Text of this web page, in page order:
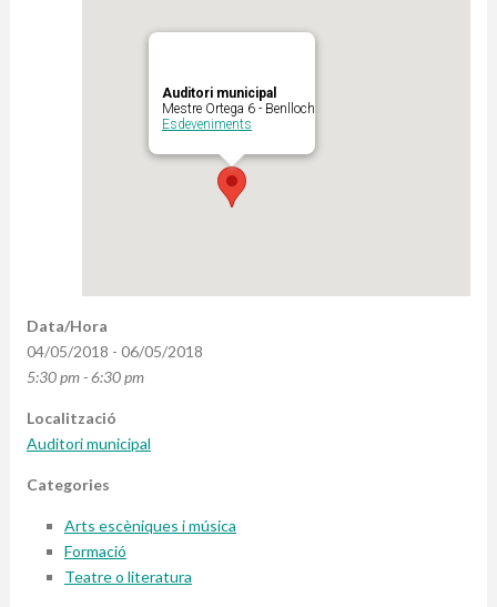
Auditori municipal
Mestre Ortega 6 - Benlloch
Esdeveniments
Data/Hora
04/05/2018 - 06/05/2018
5:30 pm - 6:30 pm
Localització
Auditori municipal
Categories
Arts escèniques i música
Formació
Teatre o literatura